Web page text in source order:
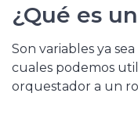
¿Qué es
Son variables ya
cuales podemos
orquestador a un